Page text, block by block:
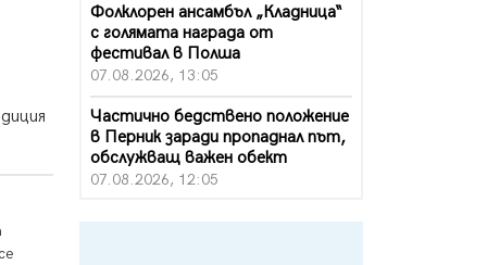
Фолклорен ансамбъл „Кладница“
с голямата награда от
фестивал в Полша
07.08.2026, 13:05
Частично бедствено положение
в Перник заради пропаднал път,
обслужващ важен обект
07.08.2026, 12:05